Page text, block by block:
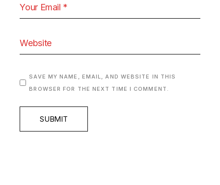
SAVE MY NAME, EMAIL, AND WEBSITE IN THIS
BROWSER FOR THE NEXT TIME I COMMENT.
SUBMIT